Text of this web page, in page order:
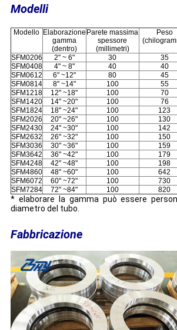
Modelli
Modello Elaborazione
gamma
(dentro)
Parete massima
spessore
(millimetri)
Peso
SFM0206 2" ~ 6" 30 35
SFM0408 4" ~ 8" 40
40
SFM0612
6" ~12" 80
45
SFM0814
8" ~14" 100
55
SFM1218
12" ~18" 100
70
SFM1420
14" ~20" 100 76
SFM1824 18" ~24" 100
123
SFM2026
20" ~26" 100
130
SFM2430
24" ~30" 100
142
SFM2632
26" ~32" 100
150
SFM3036
30" ~36" 100
159
SFM3642
36" ~42" 100
179
SFM4248
42" ~48" 100
198
SFM4860
48" ~60" 100
642
SFM6072
60" ~72" 100
730
SFM7284
72" ~84" 100 820
* elaborare la gamma può essere
diametro del tubo.
Fabbricazione